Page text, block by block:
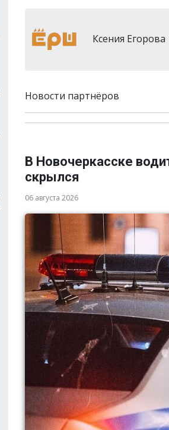
Ксения Егорова
Новости партнёров
В Новочеркасске
скрылся
06 августа 2026